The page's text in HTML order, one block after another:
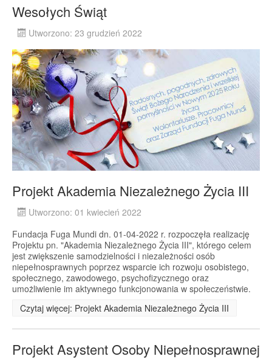
Wesołych Świąt
Utworzono: 23 grudzień 2022
Projekt Akademia Niezależnego Życia III
Utworzono: 01 kwiecień 2022
Fundacja Fuga Mundi dn. 01-04-2022 r. rozpoczęła realizację
Projektu pn. "Akademia Niezależnego Życia III", którego celem
jest zwiększenie samodzielności i niezależności osób
niepełnosprawnych poprzez wsparcie ich rozwoju osobistego,
społecznego, zawodowego, psychofizycznego oraz
umożliwienie im aktywnego funkcjonowania w społeczeństwie.
Czytaj więcej: Projekt Akademia Niezależnego Życia III
Projekt Asystent Osoby Niepełnosprawnej